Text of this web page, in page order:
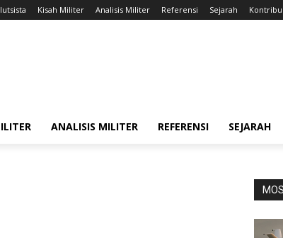
Kisah Militer Analisis Militer Referensi Sejarah
ANALISIS MILITER REFERENSI SEJARAH